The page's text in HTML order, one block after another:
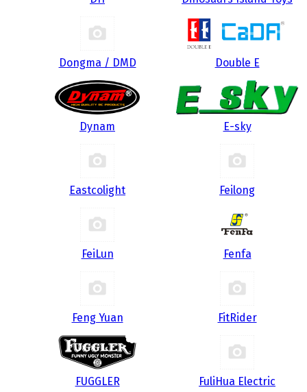
Dongma / DMD Double E
Dynam E-sky
Eastcolight Feilong
FeiLun Fenfa
Feng Yuan FitRider
FUGGLER FuliHua Electric